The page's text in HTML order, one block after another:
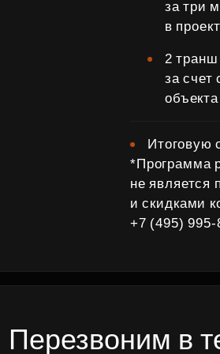
за три
в
2
за счет
Итоговую
*Программа
не является
и скидками
+7 (495)
Перезвоним в